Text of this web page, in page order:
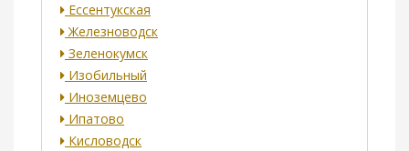
Ессентукская
Железноводск
Зеленокумск
Изобильный
Иноземцево
Ипатово
Кисловодск